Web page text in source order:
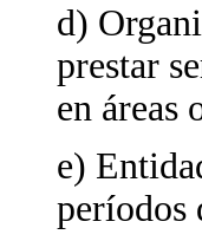
d)
prestar
en áreas
e)
períodos